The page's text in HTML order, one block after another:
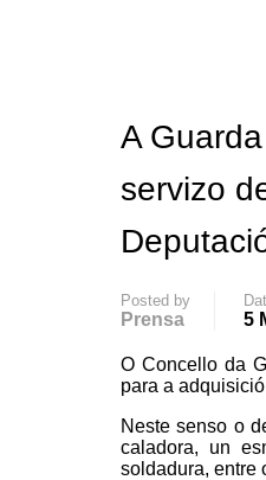
A
servizo
Posted by
Prensa 5
O Concello da
para a
Neste senso o
caladora, un
soldadura, entre